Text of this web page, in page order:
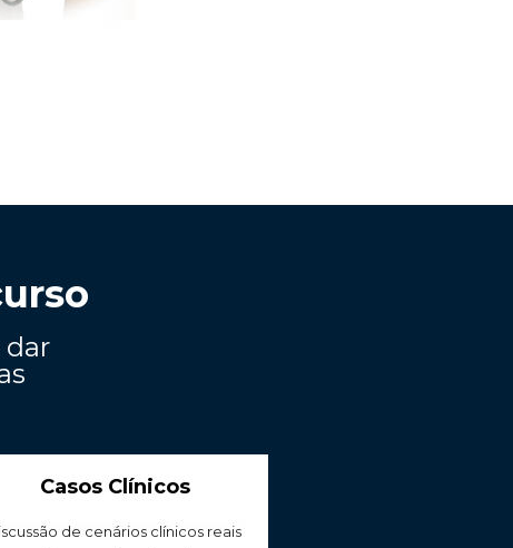
de cenários clínicos reais
Casos Clínicos
dar